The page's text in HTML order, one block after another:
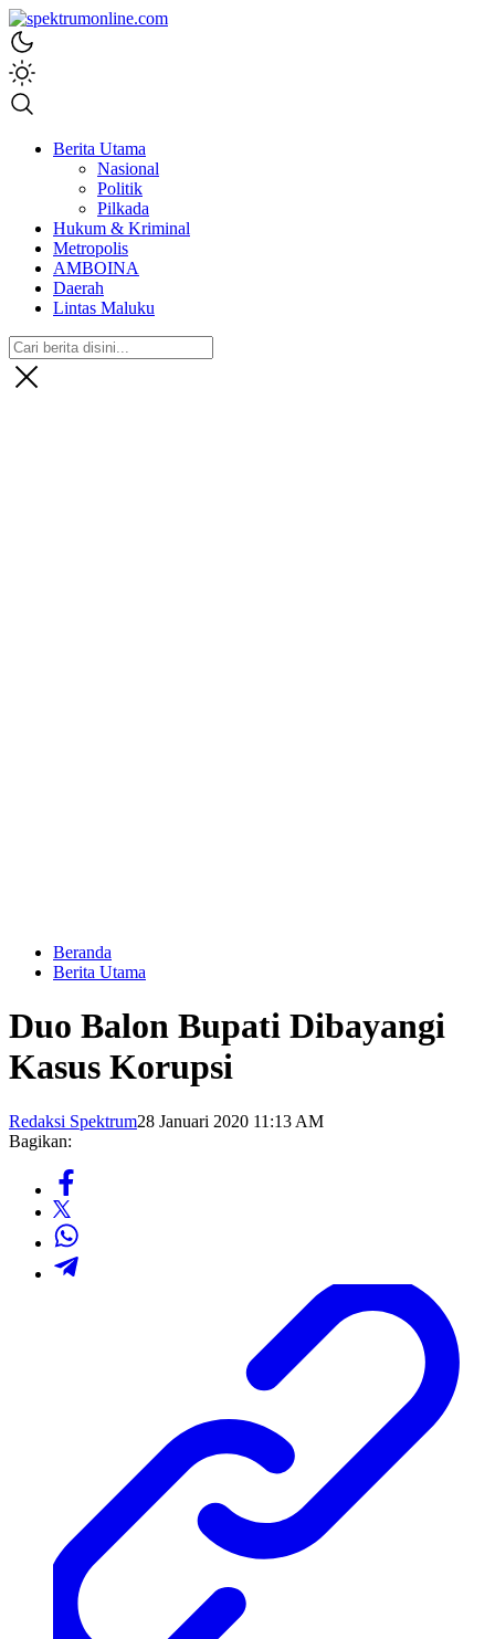
spektrumonline.com
Berita Utama
Nasional
Politik
Pilkada
Hukum & Kriminal
Metropolis
AMBOINA
Daerah
Lintas Maluku
Beranda
Berita Utama
Duo Balon Bupati Dibayangi
Kasus Korupsi
Redaksi Spektrum28 Januari 2020 11:13 AM
Bagikan: